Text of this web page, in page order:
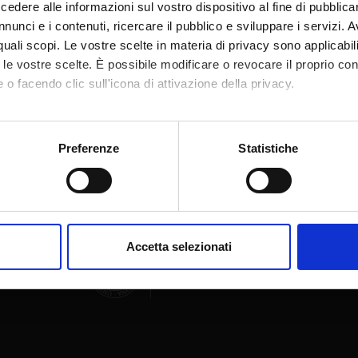
alle informazioni sul vostro dispositivo al fine di
e i contenuti, ricercare il pubblico e sviluppare i servizi.
scopi. Le vostre scelte in materia di privacy sono
vostre scelte. È possibile modificare o revocare il proprio
o facendo clic sull'icona di attivazione della privacy.
anche:
sulla tua posizione geografica, con un'approssimazione di
in qualsiasi momento dalla Dichiarazione sui cookie.
e social media, i quali potrebbero combinarle con altre
dei loro servizi.
Preferenze Statistiche
Accetta selezionati